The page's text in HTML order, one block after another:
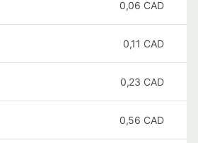
0,06 CAD
0,11 CAD
0,23 CAD
0,56 CAD